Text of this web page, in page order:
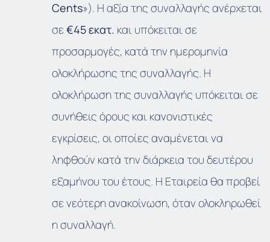
Cents»). Η αξία της συναλλαγής ανέρχεται
σε€45 εκατ. και υπόκειται σε
προσαρμογές, κατά την ημερομηνία
ολοκλήρωσης της συναλλαγής. Η
ολοκλήρωση της συναλλαγής υπόκειται σε
συνήθεις όρους και κανονιστικές
εγκρίσεις, οι οποίες αναμένεται να
ληφθούν κατά την διάρκεια του δευτέρου
εξαμήνου του έτους. Η Εταιρεία θα προβεί
σε νεότερη ανακοίνωση, όταν ολοκληρωθεί
η συναλλαγή.